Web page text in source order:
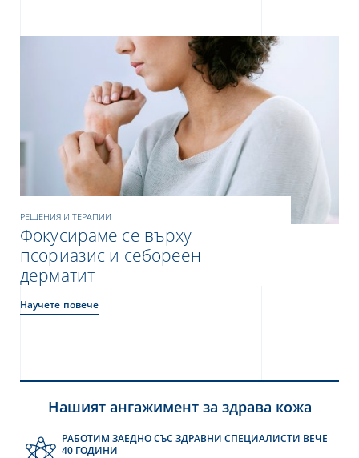
РЕШЕНИЯ И ТЕРАПИИ
Фокусираме се върху
псориазис и себореен
дерматит
Научете повече
Нашият ангажимент за здрава кожа
РАБОТИМ ЗАЕДНО СЪС ЗДРАВНИ СПЕЦИАЛИСТИ ВЕЧЕ
40 ГОДИНИ